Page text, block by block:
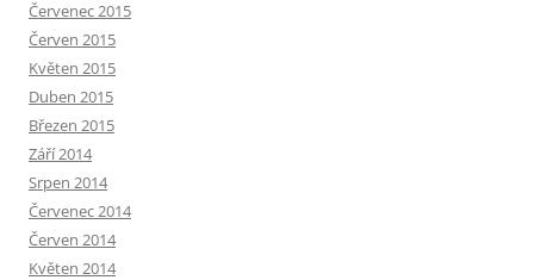
Červenec 2015
Červen 2015
Květen 2015
Duben 2015
Březen 2015
Září 2014
Srpen 2014
Červenec 2014
Červen 2014
Květen 2014